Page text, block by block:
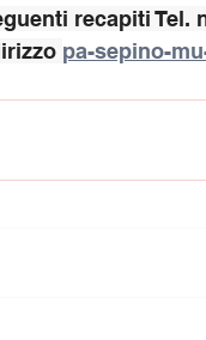
recapiti Tel.
pa-sepino-